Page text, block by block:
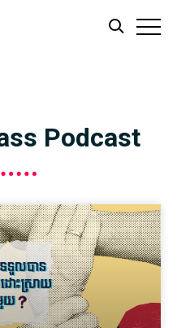
Podcast